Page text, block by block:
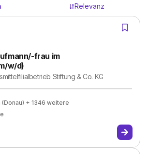
Relevanz
frau im
w/d)
Stiftung & Co. KG
+ 1346 weitere